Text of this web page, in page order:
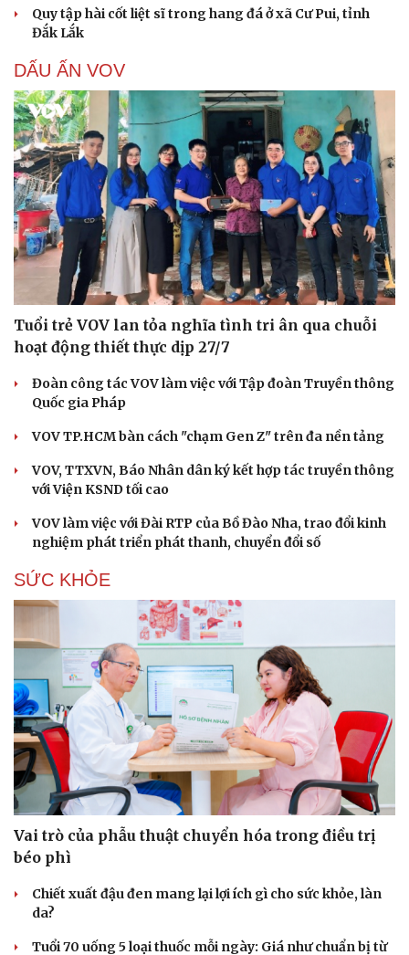
Quy tập hài cốt liệt sĩ trong hang đá ở xã Cư Pui, tỉnh
Đắk Lắk
DẤU ẤN VOV
Tuổi trẻ VOV lan tỏa nghĩa tình tri ân qua chuỗi
hoạt động thiết thực dịp 27/7
Đoàn công tác VOV làm việc với Tập đoàn Truyền thông
Quốc gia Pháp
VOV TP.HCM bàn cách "chạm Gen Z" trên đa nền tảng
VOV, TTXVN, Báo Nhân dân ký kết hợp tác truyền thông
với Viện KSND tối cao
VOV làm việc với Đài RTP của Bồ Đào Nha, trao đổi kinh
nghiệm phát triển phát thanh, chuyển đổi số
SỨC KHỎE
Vai trò của phẫu thuật chuyển hóa trong điều trị
béo phì
Chiết xuất đậu đen mang lại lợi ích gì cho sức khỏe, làn
da?
Tuổi 70 uống 5 loại thuốc mỗi ngày: Giá như chuẩn bị từ